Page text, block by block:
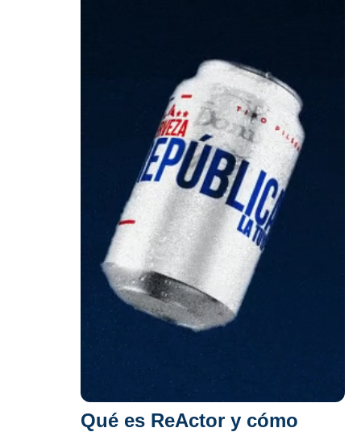
Qué es ReActor y cómo